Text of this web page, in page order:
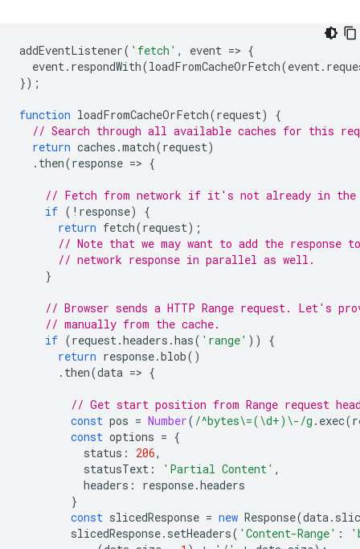
addEventListener( 'fetch' , event => {
event. respondWith(loadFromCacheOrFetch(event.
});
function loadFromCacheOrFetch(request)
{
// Search through all available caches for this
return caches .match(request)
. then(response => {
// Fetch from network if it's not already in the
if ( ! response)
{
return fetch(request);
// Note that we may want to add the response
// network response in parallel as well.
}
// Browser sends a HTTP Range request. Let's
// manually from the cache.
if (request.headers .has( 'range' ))
{
return response.blob()
. then(data => {
// Get start position from Range request
const pos = Number( /^bytes\=(\d+)\-/g . exec(
const options = {
status : 206,
statusText : 'Partial Content' ,
headers : response.headers
}
const slicedResponse = new Response(data.
slicedResponse. setHeaders( 'Content-Range' :